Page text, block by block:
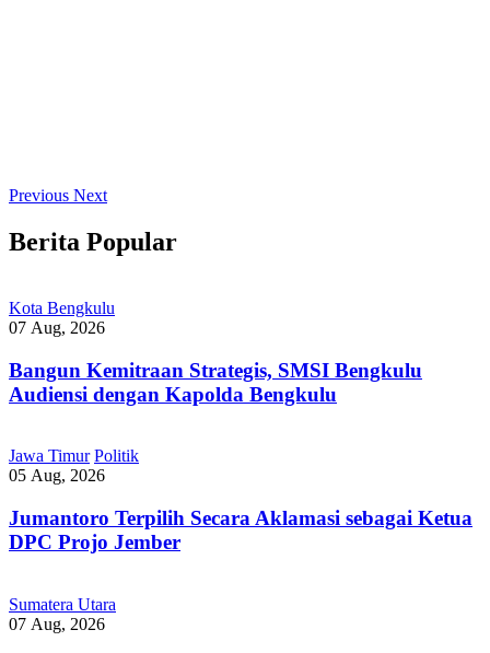
Previous Next
Berita Popular
Kota Bengkulu
07 Aug, 2026
Bangun Kemitraan Strategis, SMSI Bengkulu
Audiensi dengan Kapolda Bengkulu
Jawa Timur Politik
05 Aug, 2026
Jumantoro Terpilih Secara Aklamasi sebagai Ketua
DPC Projo Jember
Sumatera Utara
07 Aug, 2026